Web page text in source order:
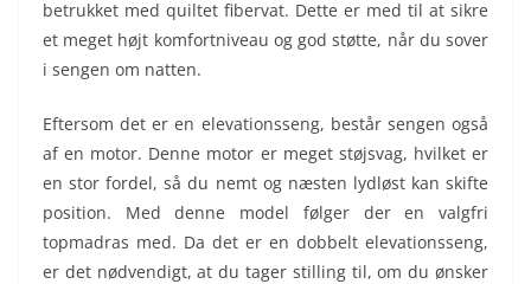
betrukket med quiltet fibervat. Dette er med til at sikre
et meget højt komfortniveau og god støtte, når du sover
i sengen om natten.
Eftersom det er en elevationsseng, består sengen også
af en motor. Denne motor er meget støjsvag, hvilket er
en stor fordel, så du nemt og næsten lydløst kan skifte
position. Med denne model følger der en valgfri
topmadras med. Da det er en dobbelt elevationsseng,
er det nødvendigt, at du tager stilling til, om du ønsker